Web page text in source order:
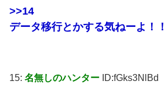
>>14
データ移行とかする気ねーよ！！
15: 名無しのハンター ID:fGks3NlBd